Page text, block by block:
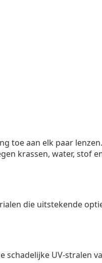
toe aan elk paar
krassen, water, stof
die uitstekende
schadelijke UV-stralen